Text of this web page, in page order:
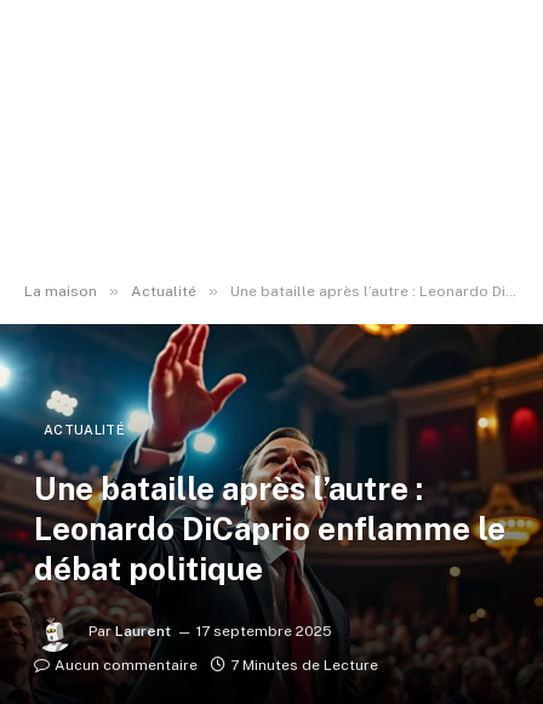
La maison » Actualité » Une bataille après l’autre : Leonardo DiCaprio enflamme le débat politique
ACTUALITÉ
Une bataille après l’autre :
Leonardo DiCaprio enflamme le
débat politique
Par Laurent
17 septembre 2025
Aucun commentaire
7 Minutes de Lecture